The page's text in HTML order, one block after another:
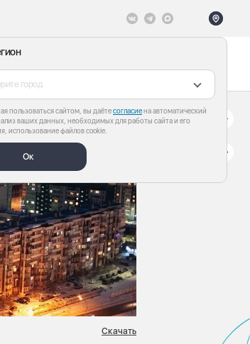
город
пользоваться сайтом, вы даётесогласиена автоматический
ваших данных, необходимых для работы сайта и его
использование файлов cookie.
Ок
Скачать